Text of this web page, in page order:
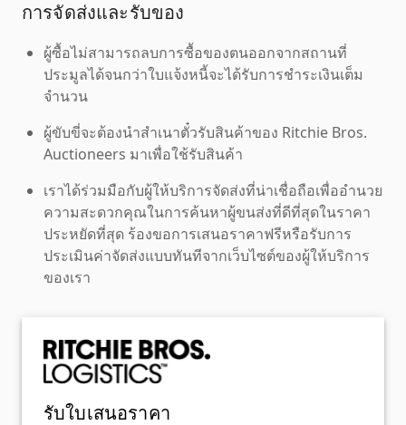
การจัดส่งและรับของ
ผู้ซื้อไม่สามารถลบการซื้อของตนออกจากสถานที่
ประมูลได้จนกว่าใบแจ้งหนี้จะได้รับการชำระเงินเต็ม
จำนวน
ผู้ขับขี่จะต้องนำสำเนาตั๋วรับสินค้าของ Ritchie Bros.
Auctioneers มาเพื่อใช้รับสินค้า
เราได้ร่วมมือกับผู้ให้บริการจัดส่งที่น่าเชื่อถือเพื่ออำนวย
ความสะดวกคุณในการค้นหาผู้ขนส่งที่ดีที่สุดในราคา
ประหยัดที่สุด ร้องขอการเสนอราคาฟรีหรือรับการ
ประเมินค่าจัดส่งแบบทันทีจากเว็บไซต์ของผู้ให้บริการ
ของเรา
รับใบเสนอราคา